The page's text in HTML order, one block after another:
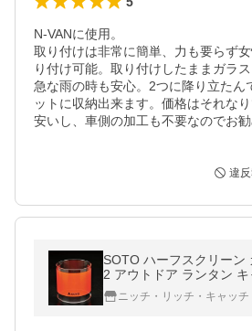
N-VANに使用。
取り付けは非常に簡単、力も要らず
り付け可能。取り付けしたままガラ
急な雨の時も安心。2つに降り立たん
ットに収納出来ます。価格はそれな
安いし、車側の加工も不要なのでお勧
違
SOTO ハーフスクリーン
2 アウトドア ランタン
ニッチ・リッチ・キャッチ